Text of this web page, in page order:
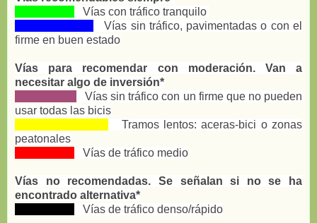
Vías con tráfico tranquilo
Vías sin tráfico, pavimentadas o con el
firme en buen estado
Vías para recomendar con moderación. Van a
necesitar algo de inversión*
Vías sin tráfico con un firme que no pueden
usar todas las bicis
Tramos lentos: aceras-bici o zonas
peatonales
Vías de tráfico medio
Vías no recomendadas. Se señalan si no se ha
encontrado alternativa*
Vías de tráfico denso/rápido